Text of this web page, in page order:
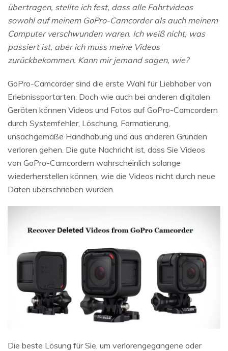
übertragen, stellte ich fest, dass alle Fahrtvideos
sowohl auf meinem GoPro-Camcorder als auch meinem
Computer verschwunden waren. Ich weiß nicht, was
passiert ist, aber ich muss meine Videos
zurückbekommen. Kann mir jemand sagen, wie?
GoPro-Camcorder sind die erste Wahl für Liebhaber von
Erlebnissportarten. Doch wie auch bei anderen digitalen
Geräten können Videos und Fotos auf GoPro-Camcordern
durch Systemfehler, Löschung, Formatierung,
unsachgemäße Handhabung und aus anderen Gründen
verloren gehen. Die gute Nachricht ist, dass Sie Videos
von GoPro-Camcordern wahrscheinlich solange
wiederherstellen können, wie die Videos nicht durch neue
Daten überschrieben wurden.
Die beste Lösung für Sie, um verlorengegangene oder